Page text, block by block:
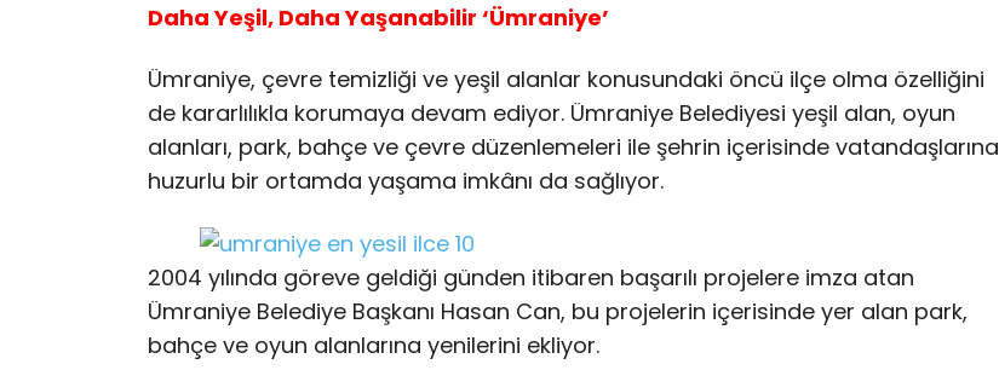
Daha Yeşil, Daha Yaşanabilir ‘Ümraniye’
Ümraniye, çevre temizliği ve yeşil alanlar konusundaki öncü ilçe olma özelliğini
de kararlılıkla korumaya devam ediyor. Ümraniye Belediyesi yeşil alan, oyun
alanları, park, bahçe ve çevre düzenlemeleri ile şehrin içerisinde vatandaşlarına
huzurlu bir ortamda yaşama imkânı da sağlıyor.
2004 yılında göreve geldiği günden itibaren başarılı projelere imza atan
Ümraniye Belediye Başkanı Hasan Can, bu projelerin içerisinde yer alan park,
bahçe ve oyun alanlarına yenilerini ekliyor.